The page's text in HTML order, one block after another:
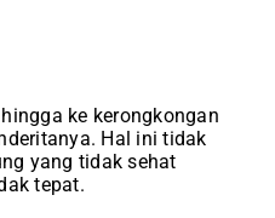
ke kerongkongan
Hal ini tidak
yang tidak sehat
tepat.